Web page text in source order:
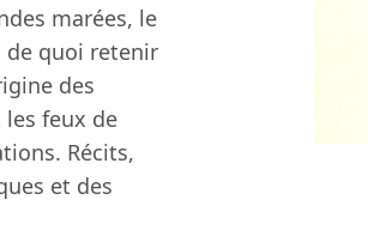
marées, le
de quoi retenir
des
feux de
Récits,
et des